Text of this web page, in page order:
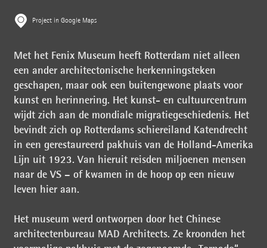
Project in Google Maps
Met het Fenix Museum heeft Rotterdam niet alleen
een ander architectonische herkenningsteken
geschapen, maar ook een buitengewone plaats voor
kunst en herinnering. Het kunst- en cultuurcentrum
wijdt zich aan de mondiale migratiegeschiedenis. Het
bevindt zich op Rotterdams schiereiland Katendrecht
in een gerestaureerd pakhuis van de Holland-Amerika
Lijn uit 1923. Van hieruit reisden miljoenen mensen
naar de VS – of kwamen in de hoop op een nieuw
leven hier aan.
Het museum werd ontworpen door het Chinese
architectenbureau MAD Architects. Ze kroonden het